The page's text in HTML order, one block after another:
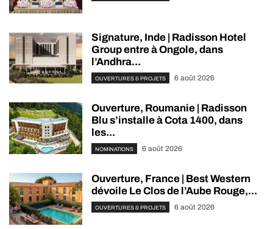
Signature, Inde | Radisson Hotel
Group entre à Ongole, dans
l’Andhra...
OUVERTURES & PROJETS 6 août 2026
Ouverture, Roumanie | Radisson
Blu s’installe à Cota 1400, dans
les...
NOMINATIONS 6 août 2026
Ouverture, France | Best Western
dévoile Le Clos de l’Aube Rouge,...
OUVERTURES & PROJETS 6 août 2026